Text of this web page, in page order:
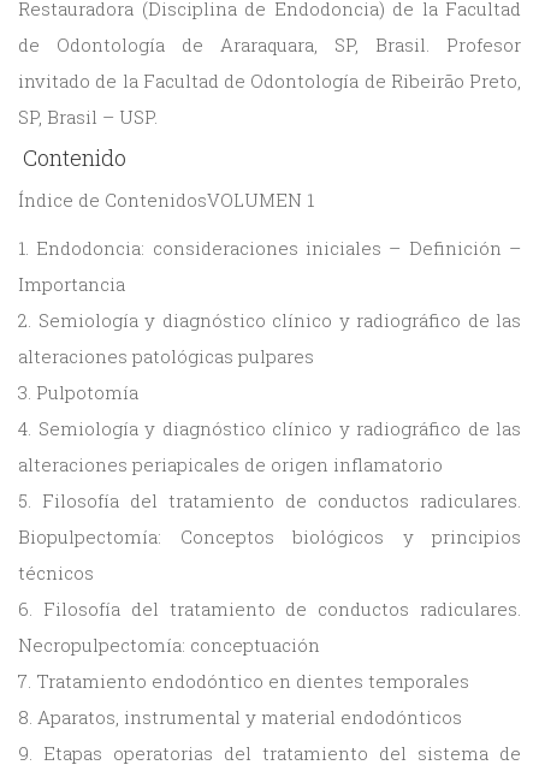
Restauradora (Disciplina de Endodoncia) de la Facultad
de Odontología de Araraquara, SP, Brasil. Profesor
invitado de la Facultad de Odontología de Ribeirão Preto,
SP, Brasil – USP.
Contenido
Índice de ContenidosVOLUMEN 1
1. Endodoncia: consideraciones iniciales – Definición –
Importancia
2. Semiología y diagnóstico clínico y radiográfico de las
alteraciones patológicas pulpares
3. Pulpotomía
4. Semiología y diagnóstico clínico y radiográfico de las
alteraciones periapicales de origen inflamatorio
5. Filosofía del tratamiento de conductos radiculares.
Biopulpectomía: Conceptos biológicos y principios
técnicos
6. Filosofía del tratamiento de conductos radiculares.
Necropulpectomía: conceptuación
7. Tratamiento endodóntico en dientes temporales
8. Aparatos, instrumental y material endodónticos
9. Etapas operatorias del tratamiento del sistema de